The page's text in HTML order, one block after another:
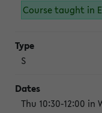
Course taught in
S
Thu 10:30-12:00 in